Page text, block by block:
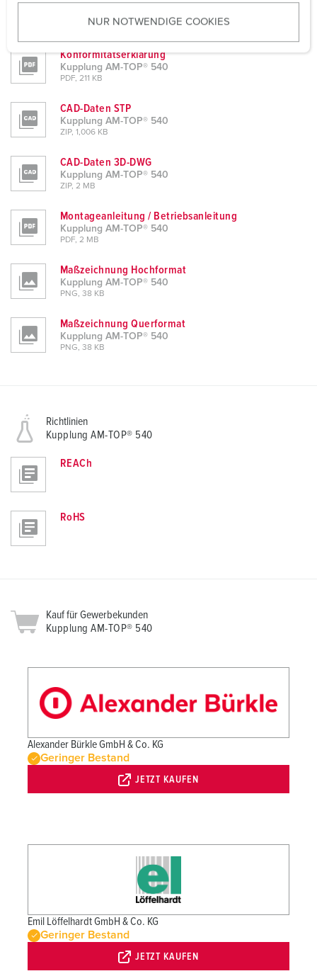
u
w
a
h
NUR NOTWENDIGE COOKIES
PDF, 109 KB
Konformitätserklärung
Kupplung AM-TOP® 540
PDF, 211 KB
CAD-Daten STP
Kupplung AM-TOP® 540
ZIP, 1,006 KB
CAD-Daten 3D-DWG
Kupplung AM-TOP® 540
ZIP, 2 MB
Montageanleitung / Betriebsanleitung
Kupplung AM-TOP® 540
PDF, 2 MB
Maßzeichnung Hochformat
Kupplung AM-TOP® 540
PNG, 38 KB
Maßzeichnung Querformat
Kupplung AM-TOP® 540
PNG, 38 KB
Richtlinien
Kupplung AM-TOP® 540
REACh
RoHS
Kauf für Gewerbekunden
Kupplung AM-TOP® 540
Alexander Bürkle GmbH & Co. KG
Geringer Bestand
JETZT KAUFEN
Emil Löffelhardt GmbH & Co. KG
Geringer Bestand
JETZT KAUFEN